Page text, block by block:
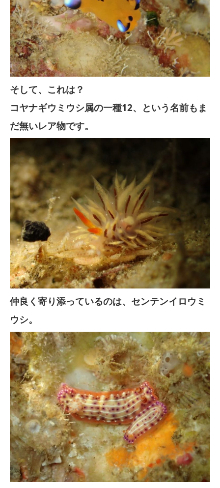
そして、これは？
コヤナギウミウシ属の一種12、という名前もま
だ無いレア物です。
仲良く寄り添っているのは、センテンイロウミ
ウシ。